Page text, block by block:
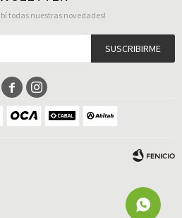
todas nuestras novedades!
SUSCRIBIRME
 